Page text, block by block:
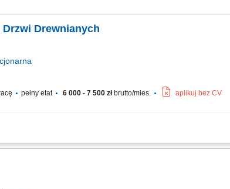
Drewnianych
pełny etat 6 000 - 7 500 złbrutto/mies. aplikuj bez CV
drzwi. Szlifowanie, cięcie, klejenie oraz wykańczanie